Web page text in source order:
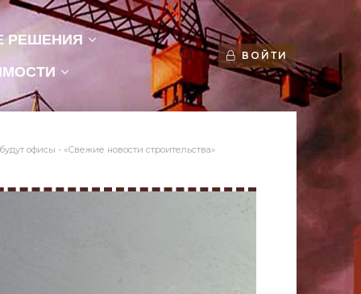
РЕШЕНИЯ
ВОЙТИ
офисы - «Свежие новости строительства»